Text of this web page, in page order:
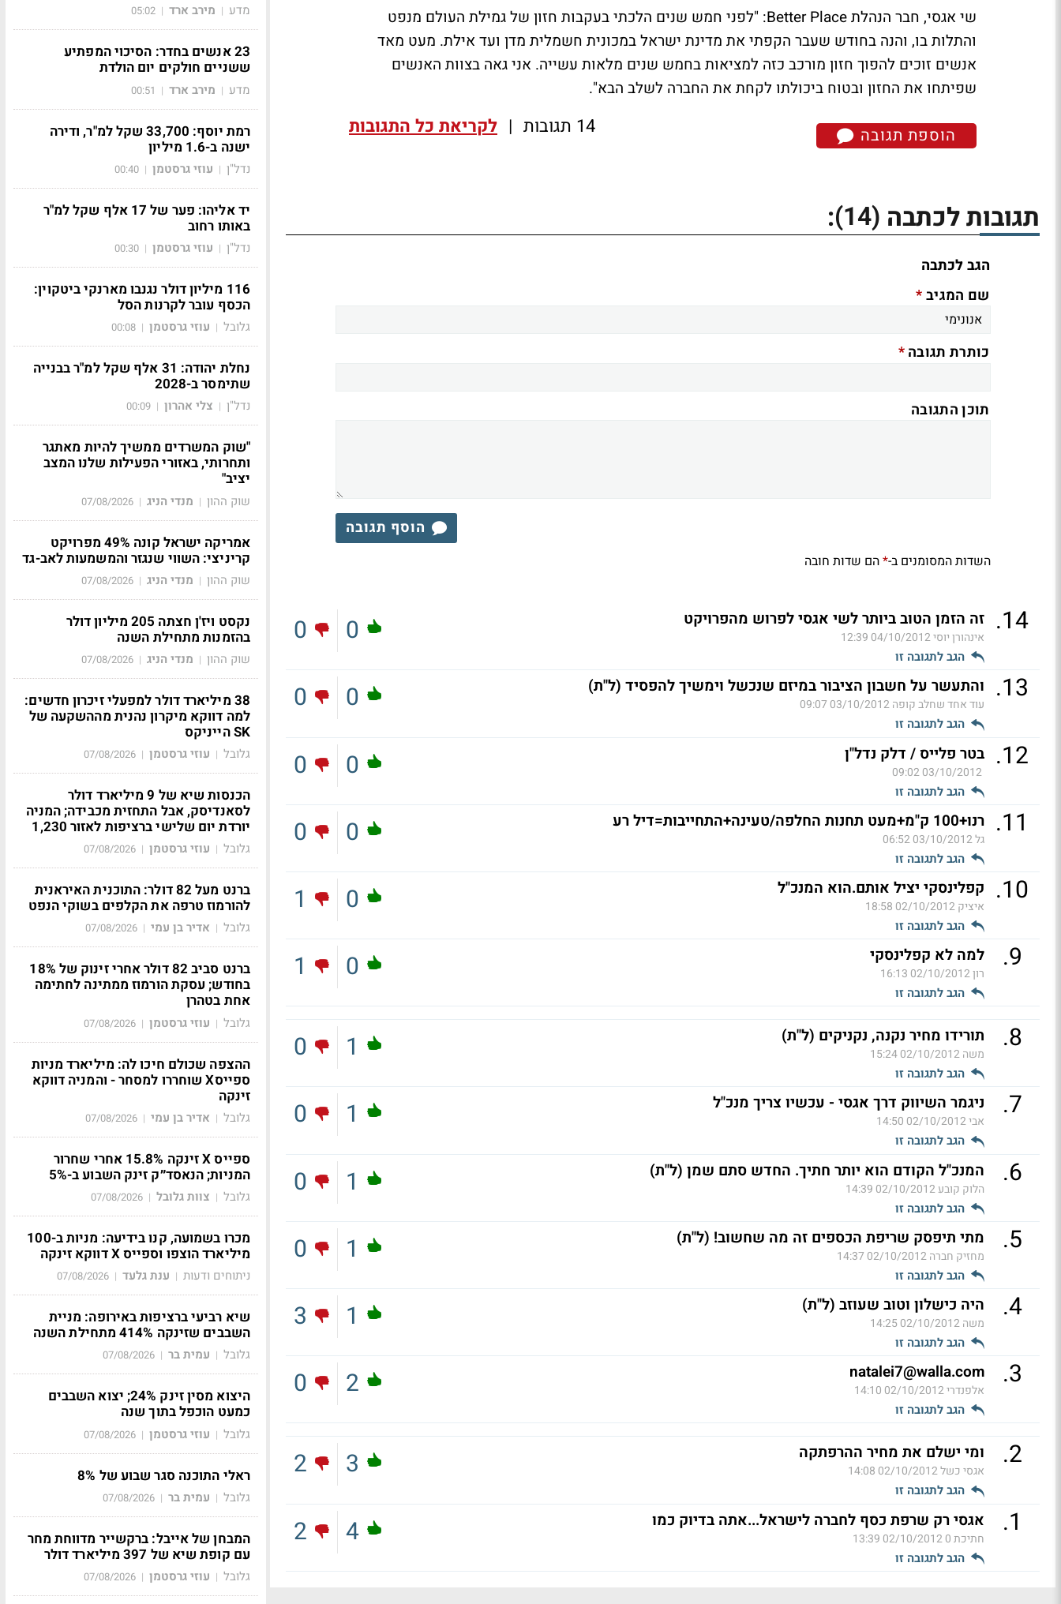
שי אגסי, חבר הנהלת Better Place:
"לפני חמש שנים הלכתי בעקבות חזון של גמילת העולם מנפט
והתלות בו, והנה בחודש שעבר הקפתי את מדינת ישראל במכונית חשמלית מדן ועד אילת. מעט מאד
אנשים זוכים להפוך חזון מורכב כזה למציאות בחמש שנים מלאות עשייה. אני גאה בצוות האנשים
שפיתחו את החזון ובטוח ביכולתו לקחת את החברה לשלב הבא".
הוספת תגובה 14 תגובות | לקריאת כל התגובות
תגובות לכתבה (14)
:
הגב לכתבה
שם המגיב*
כותרת תגובה*
תוכן התגובה
הוסף תגובה
השדות המסומנים ב-*הם שדות חובה
14
. זה הזמן הטוב ביותר לשי אגסי לפרוש מהפרויקט
אינהורן יוסי04/10/2012 12:39
הגב לתגובה זו
0
0
13
. והתעשר על חשבון הציבור במיזם שנכשל וימשיך להפסיד (ל"ת)
עוד אחד שחלב קופה03/10/2012 09:07
הגב לתגובה זו
0
0
12
. בטר פלייס / דלק נדל"ן
03/10/2012 09:02
הגב לתגובה זו
0
0
11
. רנו+100 ק"מ+מעט תחנות החלפה/טעינה+התחייבות=דיל רע
גל03/10/2012 06:52
הגב לתגובה זו
0
0
10
. קפלינסקי יציל אותם.הוא המנכ"ל
איציק02/10/2012 18:58
הגב לתגובה זו
0
1
9
. למה לא קפלינסקי
רון02/10/2012 16:13
הגב לתגובה זו
0
1
8
. תורידו מחיר נקנה, נקניקים (ל"ת)
משה02/10/2012 15:24
הגב לתגובה זו
1
0
7
. ניגמר השיווק דרך אגסי - עכשיו צריך מנכ"ל
אבי02/10/2012 14:50
הגב לתגובה זו
1
0
6
. המנכ"ל הקודם הוא יותר חתיך. החדש סתם שמן (ל"ת)
הלוק קובע02/10/2012 14:39
הגב לתגובה זו
1
0
5
. מתי תיפסק שריפת הכספים זה מה שחשוב! (ל"ת)
מחזיק חברה02/10/2012 14:37
הגב לתגובה זו
1
0
4
. היה כישלון וטוב שעוזב (ל"ת)
משה02/10/2012 14:25
הגב לתגובה זו
1
3
3
.
natalei7@walla.com
אלפנדרי02/10/2012 14:10
הגב לתגובה זו
2
0
2
. ומי ישלם את מחיר ההרפתקה
אגסי כשל02/10/2012 14:08
הגב לתגובה זו
3
2
1
. אגסי רק שרפת כסף לחברה לישראל...אתה בדיוק כמו
חתיכת 0 02/10/2012 13:39
הגב לתגובה זו
4
2
מדע | מירב ארד |
05:02
23 אנשים בחדר: הסיכוי המפתיע
ששניים חולקים יום הולדת
מדע | מירב ארד |
00:51
רמת יוסף: 33,700 שקל למ"ר, ודירה
ישנה ב-1.6 מיליון
נדל"ן | עוזי גרסטמן |
00:40
יד אליהו: פער של 17 אלף שקל למ"ר
באותו רחוב
נדל"ן | עוזי גרסטמן |
00:30
116 מיליון דולר נגנבו מארנקי ביטקוין:
הכסף עובר לקרנות הסל
גלובל | עוזי גרסטמן |
00:08
נחלת יהודה: 31 אלף שקל למ"ר בבנייה
שתימסר ב-2028
נדל"ן | צלי אהרון |
00:09
"שוק המשרדים ממשיך להיות מאתגר
ותחרותי, באזורי הפעילות שלנו המצב
יציב"
שוק ההון | מנדי הניג |
07/08/2026
אמריקה ישראל קונה 49% מפרויקט
קריניצי: השווי שנגזר והמשמעות לאב-גד
שוק ההון | מנדי הניג |
07/08/2026
נקסט ויז'ן חצתה 205 מיליון דולר
בהזמנות מתחילת השנה
שוק ההון | מנדי הניג |
07/08/2026
38 מיליארד דולר למפעלי זיכרון חדשים:
למה דווקא מיקרון נהנית מההשקעה של
SK הייניקס
גלובל | עוזי גרסטמן |
07/08/2026
הכנסות שיא של 9 מיליארד דולר
לסאנדיסק, אבל התחזית מכבידה; המניה
יורדת יום שלישי ברציפות לאזור 1,230
גלובל | עוזי גרסטמן |
07/08/2026
ברנט מעל 82 דולר: התוכנית האיראנית
להורמוז טרפה את הקלפים בשוקי הנפט
גלובל | אדיר בן עמי |
07/08/2026
ברנט סביב 82 דולר אחרי זינוק של 18%
בחודש; עסקת הורמוז ממתינה לחתימה
אחת בטהרן
גלובל | עוזי גרסטמן |
07/08/2026
ההצפה שכולם חיכו לה: מיליארד מניות
ספייסX שוחררו למסחר - והמניה דווקא
זינקה
גלובל | אדיר בן עמי |
07/08/2026
ספייס X זינקה 15.8% אחרי שחרור
המניות; הנאסד״ק זינק השבוע ב-5%
גלובל | צוות גלובל |
07/08/2026
מכרו בשמועה, קנו בידיעה: מניות ב-100
מיליארד הוצפו וספייס X דווקא זינקה
ניתוחים ודעות | ענת גלעד |
07/08/2026
שיא רביעי ברציפות באירופה: מניית
השבבים שזינקה 414% מתחילת השנה
גלובל | עמית בר |
07/08/2026
היצוא מסין זינק 24%; יצוא השבבים
כמעט הוכפל בתוך שנה
גלובל | עוזי גרסטמן |
07/08/2026
ראלי התוכנה סגר שבוע של 8%
גלובל | עמית בר |
07/08/2026
המבחן של אייבל: ברקשייר מדווחת מחר
עם קופת שיא של 397 מיליארד דולר
גלובל | עוזי גרסטמן |
07/08/2026